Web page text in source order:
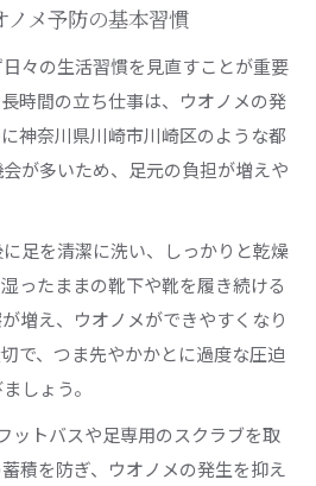
ノメ予防の基本習慣
々の生活習慣を見直すことが重要
時間の立ち仕事は、ウオノメの発
神奈川県川崎市川崎区のような都
が多いため、足元の負担が増えや
足を清潔に洗い、しっかりと乾燥
ったままの靴下や靴を履き続ける
増え、ウオノメができやすくなり
で、つま先やかかとに過度な圧迫
しょう。
ットバスや足専用のスクラブを取
積を防ぎ、ウオノメの発生を抑え